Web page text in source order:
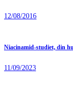
12/08/2016
Niacinamid-studiet, din
11/09/2023